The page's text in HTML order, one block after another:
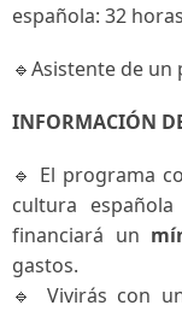
española: 32
🔹Asistente de un
INFORMACIÓN
🔹 El programa
cultura
financiará un
gastos.
🔹 Vivirás con